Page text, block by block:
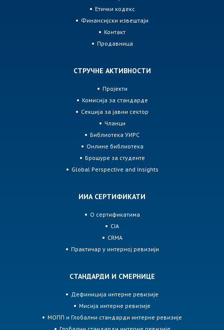
Етички кодекс
Финансијски извештаји
Контакт
Продавница
СТРУЧНЕ АКТИВНОСТИ
Пројекти
Комисија за стандарде
Секција за јавни сектор
Чланци
Библиотека УИРС
Онлине библиотека
Брошуре за студенте
Global Perspective and Insights
ИИА СЕРТИФИКАТИ
О сертификатима
CIA
CRMA
Практичар у интерној ревизији
СТАНДАРДИ И СМЕРНИЦЕ
Дефиниција интерне ревизије
Мисија интерне ревизије
МОПП и Глобални стандарди интерне ревизије